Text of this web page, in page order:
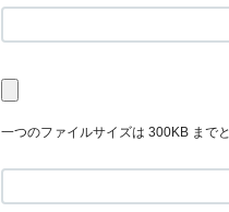
一つのファイルサイズは 300KB まで